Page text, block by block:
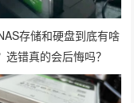
存储和硬盘到底有啥
选错真的会后悔吗？